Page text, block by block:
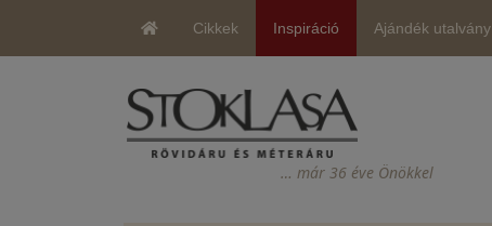
Cikkek Inspiráció Ajándék utalvány
… már 36 éve Önökkel